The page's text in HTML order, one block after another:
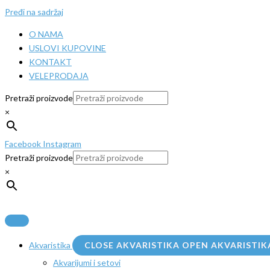
Pređi na sadržaj
O NAMA
USLOVI KUPOVINE
KONTAKT
VELEPRODAJA
Pretraži proizvode
×
Facebook Instagram
Pretraži proizvode
×
Akvaristika CLOSE AKVARISTIKA OPEN
Akvarijumi i setovi